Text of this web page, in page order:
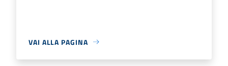
VAI ALLA PAGINA